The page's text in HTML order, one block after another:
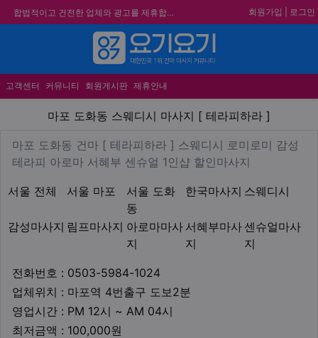
합법적이고 건전한 업체와 광고를 제휴합니다.
★요기요기 설 연휴 휴무 안내★
★ 요기요기 업체회원 안내사항 ★
불건전한 게시글은 삭제 및 회원탈퇴 됩니다.
회원가입 로그인
고객센터 커뮤니티 회원게시판 제휴안내
마포 도화동 스웨디시 마사지
마포 도화동 스웨디시 마사지 [ 테라피하라 ]
업체 정보
마포 도화동 건마 [ 테라피하
마포 도화동 건마 [ 테라피하라 ] 스웨디시 로미로미 감성
테라피 아로마 서혜부 센슈얼 1인샵 할인마사지
서울 전체 서울 마포
서울 도화
동
지역1 한국마사지 스웨디시
감성마사지 림프마사지 아로마마사
지
서혜부마사
지
센슈얼마사
지
테마
전화번호 : 0503-5984-1024업체연락처
업체위치 : 마포역 4번출구 도보2분
영업시간 : PM 12시 ~ AM 04시
최저금액 : 100,000원